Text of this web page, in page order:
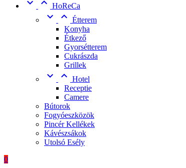
  HoReCa
  Étterem
Konyha
Étkező
Gyorsétterem
Cukrászda
Grillek
  Hotel
Receptie
Camere
Bútorok
Fogyóeszközök
Pincér Kellékek
Kávészsákok
Utolsó Esély
0